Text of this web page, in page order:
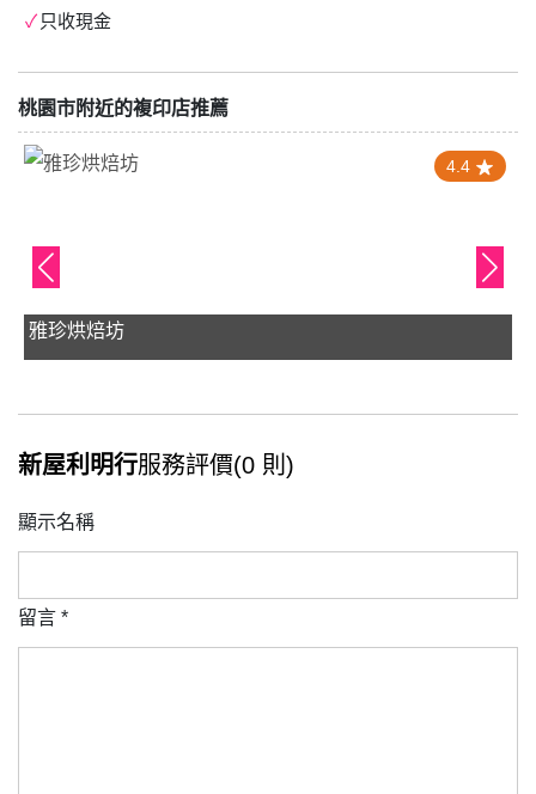
只收現金
桃園市附近的複印店推薦
4.4
雅珍烘焙坊
新屋利明行服務評價(0 則)
顯示名稱
留言 *